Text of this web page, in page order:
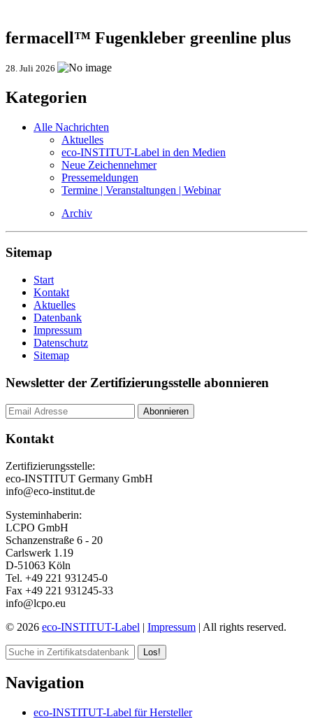
fermacell™ Fugenkleber greenline plus
28. Juli 2026
Kategorien
Alle Nachrichten
Aktuelles
eco-INSTITUT-Label in den Medien
Neue Zeichennehmer
Pressemeldungen
Termine | Veranstaltungen | Webinar
Archiv
Sitemap
Start
Kontakt
Aktuelles
Datenbank
Impressum
Datenschutz
Sitemap
Newsletter der Zertifizierungsstelle abonnieren
Kontakt
Zertifizierungsstelle:
eco-INSTITUT Germany GmbH
info@eco-institut.de
Systeminhaberin:
LCPO GmbH
Schanzenstraße 6 - 20
Carlswerk 1.19
D-51063 Köln
Tel. +49 221 931245-0
Fax +49 221 931245-33
info@lcpo.eu
© 2026 eco-INSTITUT-Label | Impressum | All rights reserved.
Los!
Navigation
eco-INSTITUT-Label für Hersteller